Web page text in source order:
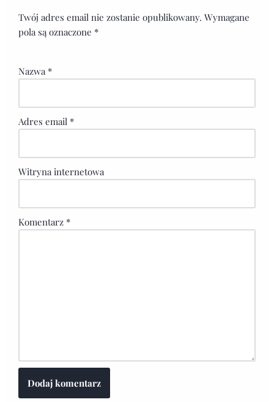
Twój adres email nie zostanie opublikowany. Wymagane
pola są oznaczone *
Nazwa *
Adres email *
Witryna internetowa
Komentarz *